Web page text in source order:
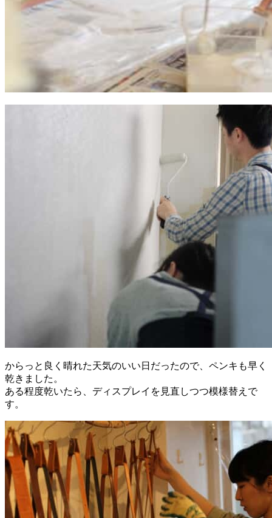
からっと良く晴れた天気のいい日だったので、ペンキも早く
乾きました。
ある程度乾いたら、ディスプレイを見直しつつ模様替えで
す。